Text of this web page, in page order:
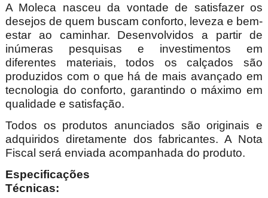
A Moleca nasceu da vontade de satisfazer os
desejos de quem buscam conforto, leveza e bem-
estar ao caminhar. Desenvolvidos a partir de
inúmeras pesquisas e investimentos em
diferentes materiais, todos os calçados são
produzidos com o que há de mais avançado em
tecnologia do conforto, garantindo o máximo em
qualidade e satisfação.
Todos os produtos anunciados são originais e
adquiridos diretamente dos fabricantes. A Nota
Fiscal será enviada acompanhada do produto.
Especificações